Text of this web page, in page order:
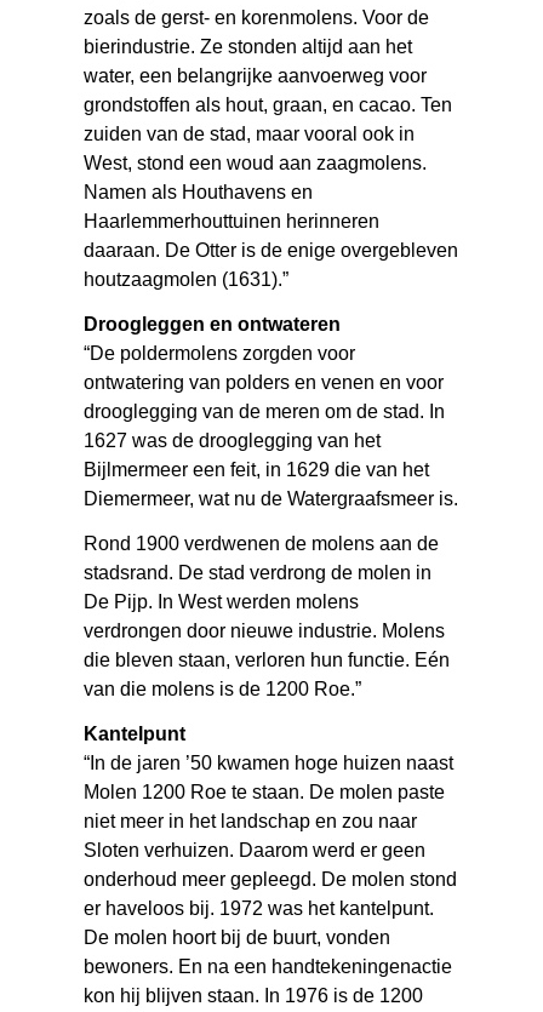
zoals de gerst- en korenmolens. Voor de
bierindustrie. Ze stonden altijd aan het
water, een belangrijke aanvoerweg voor
grondstoffen als hout, graan, en cacao. Ten
zuiden van de stad, maar vooral ook in
West, stond een woud aan zaagmolens.
Namen als Houthavens en
Haarlemmerhouttuinen herinneren
daaraan. De Otter is de enige overgebleven
houtzaagmolen (1631).”
Droogleggen en ontwateren
“De poldermolens zorgden voor
ontwatering van polders en venen en voor
drooglegging van de meren om de stad. In
1627 was de drooglegging van het
Bijlmermeer een feit, in 1629 die van het
Diemermeer, wat nu de Watergraafsmeer is.
Rond 1900 verdwenen de molens aan de
stadsrand. De stad verdrong de molen in
De Pijp. In West werden molens
verdrongen door nieuwe industrie. Molens
die bleven staan, verloren hun functie. Eén
van die molens is de 1200 Roe.”
Kantelpunt
“In de jaren ’50 kwamen hoge huizen naast
Molen 1200 Roe te staan. De molen paste
niet meer in het landschap en zou naar
Sloten verhuizen. Daarom werd er geen
onderhoud meer gepleegd. De molen stond
er haveloos bij. 1972 was het kantelpunt.
De molen hoort bij de buurt, vonden
bewoners. En na een handtekeningenactie
kon hij blijven staan. In 1976 is de 1200